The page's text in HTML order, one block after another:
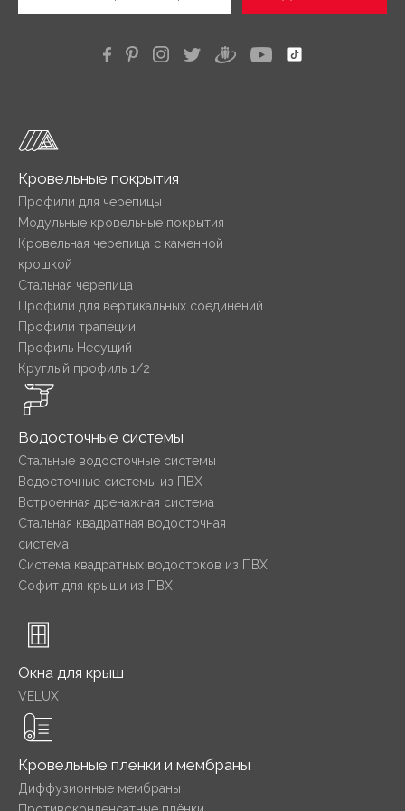
Кровельные покрытия
Профили для черепицы
Модульные кровельные покрытия
Кровельная черепица с каменной
крошкой
Стальная черепица
Профили для вертикальных соединений
Профили трапеции
Профиль Несущий
Круглый профиль 1/2
Водосточные системы
Стальные водосточные системы
Водосточные системы из ПВХ
Встроенная дренажная система
Стальная квадратная водосточная
система
Система квадратных водостоков из ПВХ
Софит для крыши из ПВХ
Окна для крыш
VELUX
Кровельные пленки и мембраны
Диффузионные мембраны